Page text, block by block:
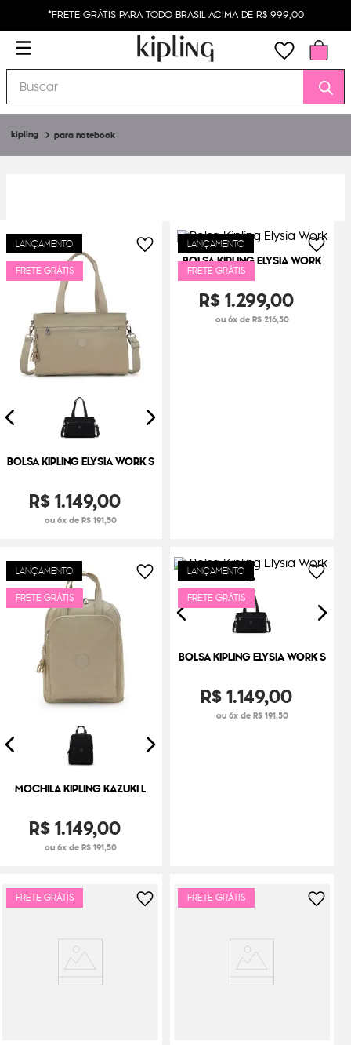
*FRETE GRÁTIS PARA TODO BRASIL ACIMA DE R$ 999,00
Buscar
para notebook
LANÇAMENTO
FRETE GRÁTIS
BOLSA KIPLING ELYSIA WORK S
R$1.149,00
ou 6x de R$ 191,50
LANÇAMENTO
FRETE GRÁTIS
BOLSA KIPLING ELYSIA WORK
R$1.299,00
ou 6x de R$ 216,50
LANÇAMENTO
FRETE GRÁTIS
MOCHILA KIPLING KAZUKI L
R$1.149,00
ou 6x de R$ 191,50
LANÇAMENTO
FRETE GRÁTIS
BOLSA KIPLING ELYSIA WORK S
R$1.149,00
ou 6x de R$ 191,50
FRETE GRÁTIS FRETE GRÁTIS